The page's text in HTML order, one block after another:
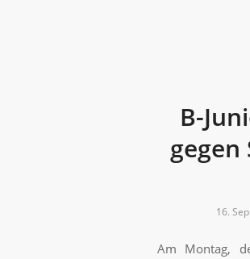
B-
gegen
16.
Am Montag,